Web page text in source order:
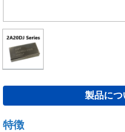
製品につ
特徴